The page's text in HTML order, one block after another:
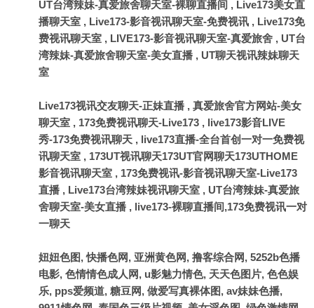
UT台湾辣妹-真爱旅舍聊天室-裸聊直播间 , Live173美女直
播聊天室 , Live173-影音视讯聊天室-免费视讯 , Live173免
费视讯聊天室 , LIVE173-影音视讯聊天室-真爱旅舍 , UT台
湾辣妹-真爱旅舍聊天室-美女直播 , UT聊天视讯辣妹聊天
室
Live173视讯交友聊天-正妹直播 , 真爱旅舍官方网站-美女
聊天室 , 173免费视讯聊天-Live173 , live173影音LIVE
秀-173免费视讯聊天 , live173直播-全台首创一对一免费视
讯聊天室 , 173UT视讯聊天173UT官网聊天173UTHOME
影音视讯聊天室 , 173免费视讯-影音视讯聊天室-Live173
直播 , Live173台湾辣妹视讯聊天室 , UT台湾辣妹-真爱旅
舍聊天室-美女直播 , live173-裸聊直播间,173免费视讯一对
一聊天
妞妞色图, 快播色网, 亚洲黄色网, 撸客综合网, 5252b色播
电影, 色情情色成人网, u影魅力情色, 天天色图片, 色色娱
乐, pps爱频道, 糖豆网, 做爱写真裸体图, av妹妹色播,